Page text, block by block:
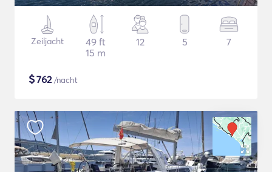
Zeiljacht
49 ft
15 m
12 5 7
$762/nacht